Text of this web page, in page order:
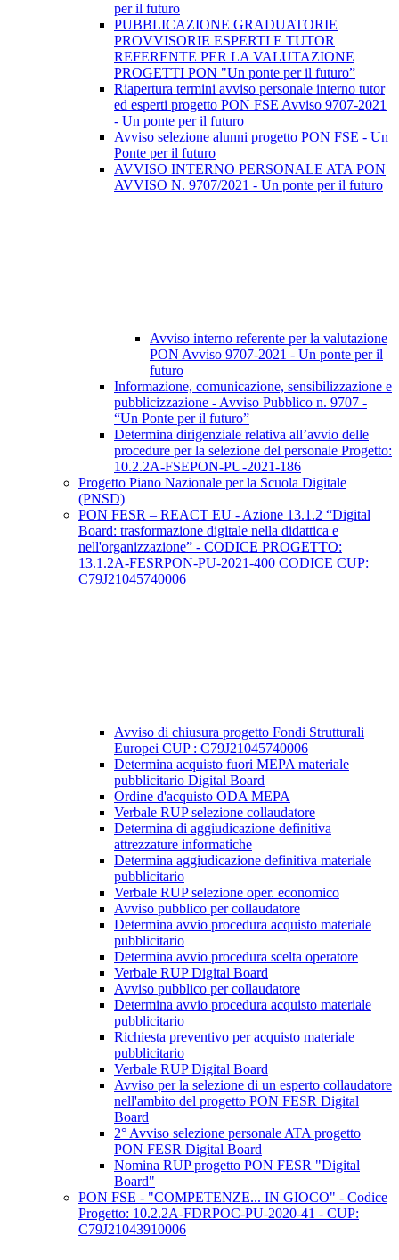
per il futuro
PUBBLICAZIONE GRADUATORIE
PROVVISORIE ESPERTI E TUTOR
REFERENTE PER LA VALUTAZIONE
PROGETTI PON "Un ponte per il futuro”
Riapertura termini avviso personale interno tutor
ed esperti progetto PON FSE Avviso 9707-2021
- Un ponte per il futuro
Avviso selezione alunni progetto PON FSE - Un
Ponte per il futuro
AVVISO INTERNO PERSONALE ATA PON
AVVISO N. 9707/2021 - Un ponte per il futuro
Avviso interno referente per la valutazione
PON Avviso 9707-2021 - Un ponte per il
futuro
Informazione, comunicazione, sensibilizzazione e
pubblicizzazione - Avviso Pubblico n. 9707 -
“Un Ponte per il futuro”
Determina dirigenziale relativa all’avvio delle
procedure per la selezione del personale Progetto:
10.2.2A-FSEPON-PU-2021-186
Progetto Piano Nazionale per la Scuola Digitale
(PNSD)
PON FESR – REACT EU - Azione 13.1.2 “Digital
Board: trasformazione digitale nella didattica e
nell'organizzazione” - CODICE PROGETTO:
13.1.2A-FESRPON-PU-2021-400 CODICE CUP:
C79J21045740006
Avviso di chiusura progetto Fondi Strutturali
Europei CUP : C79J21045740006
Determina acquisto fuori MEPA materiale
pubblicitario Digital Board
Ordine d'acquisto ODA MEPA
Verbale RUP selezione collaudatore
Determina di aggiudicazione definitiva
attrezzature informatiche
Determina aggiudicazione definitiva materiale
pubblicitario
Verbale RUP selezione oper. economico
Avviso pubblico per collaudatore
Determina avvio procedura acquisto materiale
pubblicitario
Determina avvio procedura scelta operatore
Verbale RUP Digital Board
Avviso pubblico per collaudatore
Determina avvio procedura acquisto materiale
pubblicitario
Richiesta preventivo per acquisto materiale
pubblicitario
Verbale RUP Digital Board
Avviso per la selezione di un esperto collaudatore
nell'ambito del progetto PON FESR Digital
Board
2° Avviso selezione personale ATA progetto
PON FESR Digital Board
Nomina RUP progetto PON FESR "Digital
Board"
PON FSE - "COMPETENZE... IN GIOCO" - Codice
Progetto: 10.2.2A-FDRPOC-PU-2020-41 - CUP:
C79J21043910006